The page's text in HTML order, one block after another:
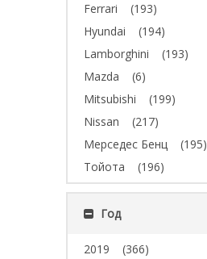
Ferrari
(193)
Hyundai
(194)
Lamborghini
(193)
Mazda
(6)
Mitsubishi
(199)
Nissan
(217)
Мерседес Бенц
(195)
Тойота
(196)
Год
2019
(366)